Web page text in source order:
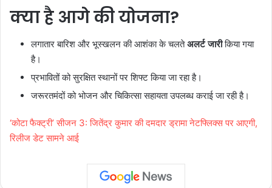
क्या है आगे की योजना?
लगातार बारिश और भूस्खलन की आशंका के चलतेअलर्ट जारीकिया गया
है।
प्रभावितों को सुरक्षित स्थानों पर शिफ्ट किया जा रहा है।
जरूरतमंदों को भोजन और चिकित्सा सहायता उपलब्ध कराई जा रही है।
‘कोटा फैक्ट्री’ सीजन 3: जितेंद्र कुमार की दमदार ड्रामा नेटफ्लिक्स पर आएगी,
रिलीज डेट सामने आई